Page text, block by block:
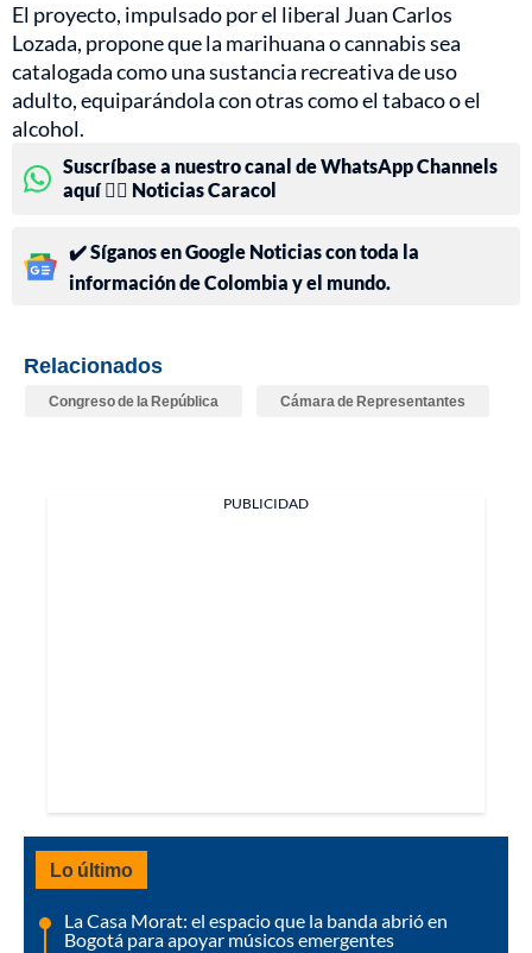
El proyecto, impulsado por el liberal Juan Carlos
Lozada, propone que la marihuana o cannabis sea
catalogada como una sustancia recreativa de uso
adulto, equiparándola con otras como el tabaco o el
alcohol.
Suscríbase a nuestro canal de WhatsApp Channels
aquí 👉🏻 Noticias Caracol
✔️ Síganos en Google Noticias con toda la
información de Colombia y el mundo.
Relacionados
Congreso de la República Cámara de Representantes
PUBLICIDAD
Lo último
La Casa Morat: el espacio que la banda abrió en
Bogotá para apoyar músicos emergentes